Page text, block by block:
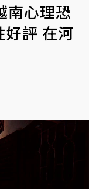
南心理恐
好評 在河